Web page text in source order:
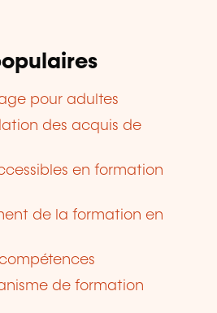
pour adultes
des acquis de
en formation
de la formation en
de formation